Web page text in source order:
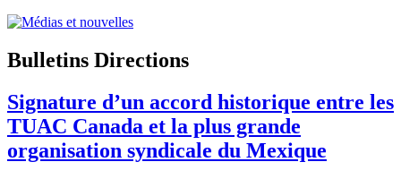
Bulletins Directions
Signature d’un accord historique entre les
TUAC Canada et la plus grande
organisation syndicale du Mexique